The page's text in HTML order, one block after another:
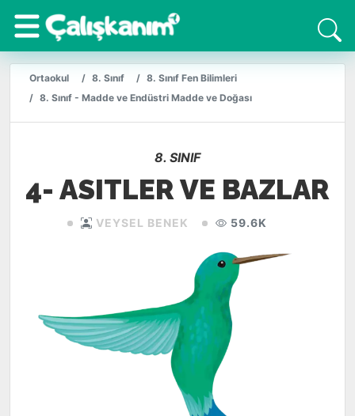
Ortaokul 8. Sınıf
8. Sınıf Fen Bilimleri
8. Sınıf - Madde ve Endüstri Madde ve Doğası
8. SINIF
4- ASITLER VE BAZLAR
VEYSEL BENEK 59.6K